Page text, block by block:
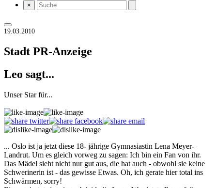
×
19.03.2010
Stadt PR-Anzeige
Leo sagt...
Unser Star für...
... Oslo ist ja jetzt diese 18- jährige Gymnasiastin Lena Meyer-
Landrut. Um es gleich vorweg zu sagen: Ich bin ein Fan von ihr.
Das Mädel sieht nicht nur gut aus, die hat auch - obwohl sie keine
Schwerinerin ist - das gewisse Etwas. Oh, ich gerate hier total ins
Schwärmen, sorry!